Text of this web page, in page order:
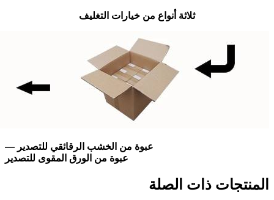
ثلاثة أنواع من خيارات التغليف
عبوة من الخشب الرقائقي للتصدير —
عبوة من الورق المقوى للتصدير
المنتجات ذات الصلة